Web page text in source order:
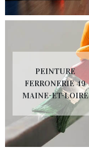
PEINTURE
FERRONERIE 49
MAINE-ET-LOIRE